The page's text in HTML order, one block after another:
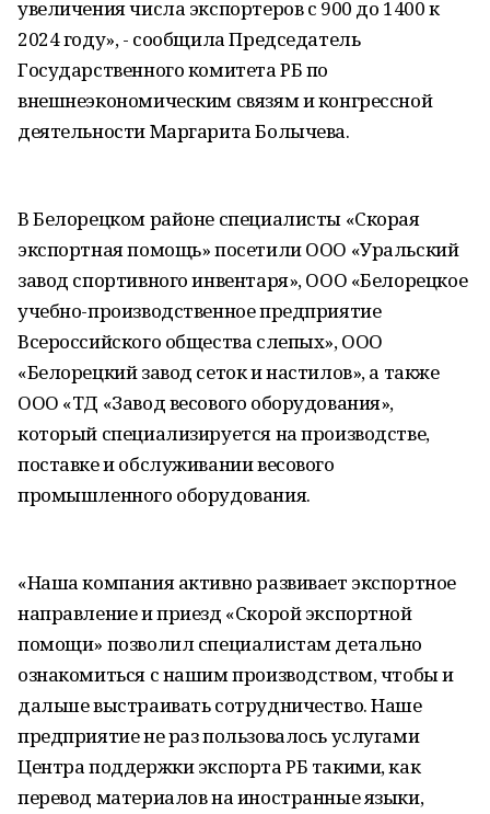
увеличения числа экспортеров с 900 до 1400 к
2024 году», - сообщила Председатель
Государственного комитета РБ по
внешнеэкономическим связям и конгрессной
деятельности Маргарита Болычева.
В Белорецком районе специалисты «Скорая
экспортная помощь» посетили ООО «Уральский
завод спортивного инвентаря», ООО «Белорецкое
учебно-производственное предприятие
Всероссийского общества слепых», ООО
«Белорецкий завод сеток и настилов», а также
ООО «ТД «Завод весового оборудования»,
который специализируется на производстве,
поставке и обслуживании весового
промышленного оборудования.
«Наша компания активно развивает экспортное
направление и приезд «Скорой экспортной
помощи» позволил специалистам детально
ознакомиться с нашим производством, чтобы и
дальше выстраивать сотрудничество. Наше
предприятие не раз пользовалось услугами
Центра поддержки экспорта РБ такими, как
перевод материалов на иностранные языки,